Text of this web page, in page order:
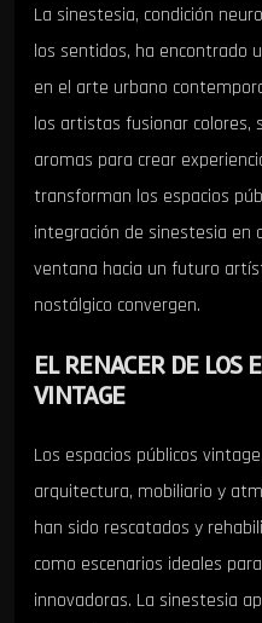
La sinestesia, condición
los sentidos, ha encontrado
en el arte urbano
los artistas fusionar colores,
aromas para crear
transforman los espacios
integración de sinestesia
ventana hacia un futuro
nostálgico convergen.
EL RENACER DE LOS
VINTAGE
Los espacios públicos
arquitectura, mobiliario y
han sido rescatados y
como escenarios ideales
innovadoras. La sinestesia